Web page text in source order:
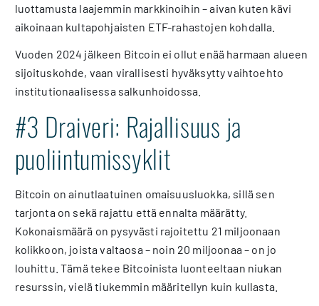
luottamusta laajemmin markkinoihin – aivan kuten kävi
aikoinaan kultapohjaisten ETF-rahastojen kohdalla.
Vuoden 2024 jälkeen Bitcoin ei ollut enää harmaan alueen
sijoituskohde, vaan virallisesti hyväksytty vaihtoehto
institutionaalisessa salkunhoidossa.
#3 Draiveri: Rajallisuus ja
puoliintumissyklit
Bitcoin on ainutlaatuinen omaisuusluokka, sillä sen
tarjonta on sekä rajattu että ennalta määrätty.
Kokonaismäärä on pysyvästi rajoitettu 21 miljoonaan
kolikkoon, joista valtaosa – noin 20 miljoonaa – on jo
louhittu. Tämä tekee Bitcoinista luonteeltaan niukan
resurssin, vielä tiukemmin määritellyn kuin kullasta.